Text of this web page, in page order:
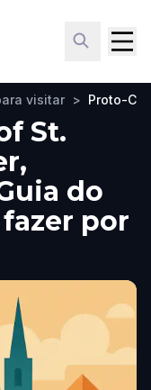
visitar > Proto-
St.
do
por